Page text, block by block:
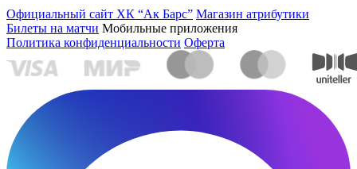
Официальный сайт ХК “Ак Барс” Магазин атрибутики
Билеты на матчи Мобильные приложения
Политика конфиденциальности Оферта